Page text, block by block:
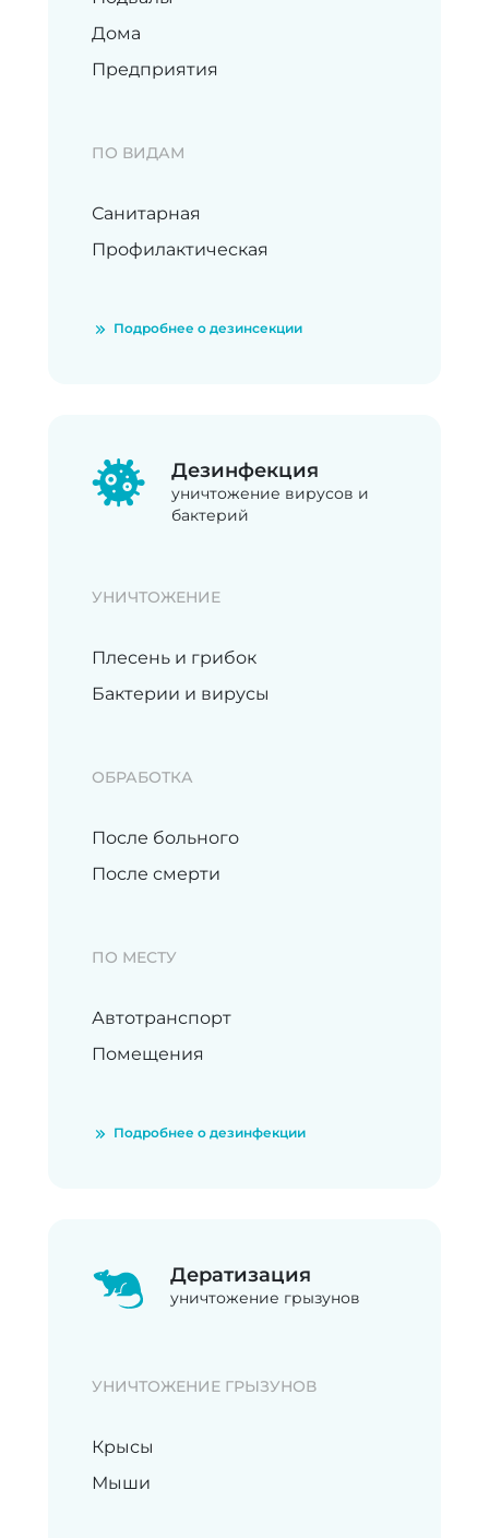
Дома
Предприятия
ПО ВИДАМ
Санитарная
Профилактическая
Подробнее о дезинсекции
Дезинфекция
уничтожение вирусов и
бактерий
УНИЧТОЖЕНИЕ
Плесень и грибок
Бактерии и вирусы
ОБРАБОТКА
После больного
После смерти
ПО МЕСТУ
Автотранспорт
Помещения
Подробнее о дезинфекции
Дератизация
уничтожение грызунов
УНИЧТОЖЕНИЕ ГРЫЗУНОВ
Крысы
Мыши